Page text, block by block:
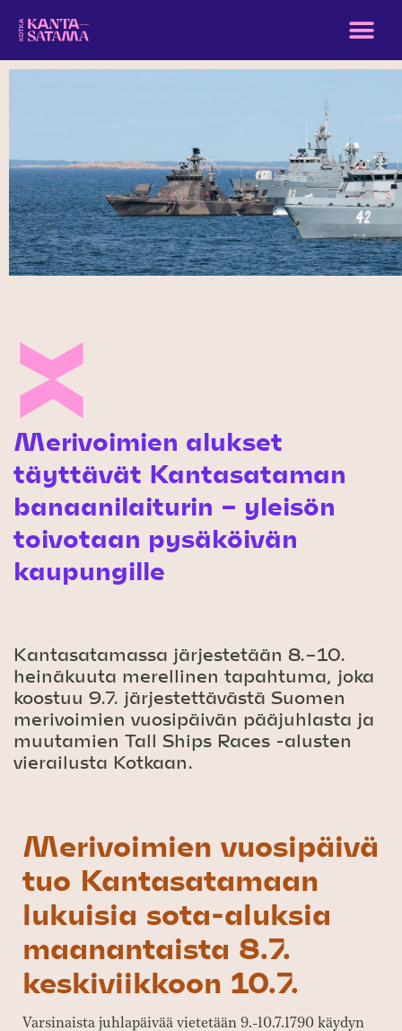
Merivoimien alukset
täyttävät Kantasataman
banaanilaiturin – yleisön
toivotaan pysäköivän
kaupungille
Kantasatamassa järjestetään 8.–10.
heinäkuuta merellinen tapahtuma, joka
koostuu 9.7. järjestettävästä Suomen
merivoimien vuosipäivän pääjuhlasta ja
muutamien Tall Ships Races -alusten
vierailusta Kotkaan.
Merivoimien vuosipäivä
tuo Kantasatamaan
lukuisia sota-aluksia
maanantaista 8.7.
keskiviikkoon 10.7.
Varsinaista juhlapäivää vietetään 9.-10.7.1790 käydyn